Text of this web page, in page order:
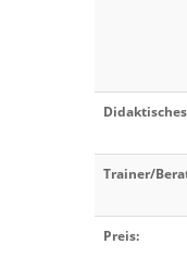
Trainer/
Preis: